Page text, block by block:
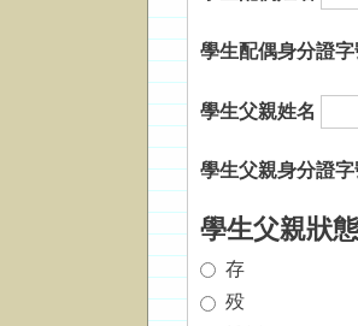
學生配偶身分證
學生父親姓名
學生父親身分證
學生父親狀態
存
殁